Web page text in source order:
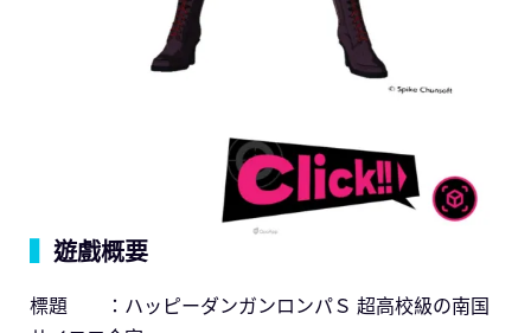
遊戲概要
標題 ：ハッピーダンガンロンパＳ 超高校級の南国